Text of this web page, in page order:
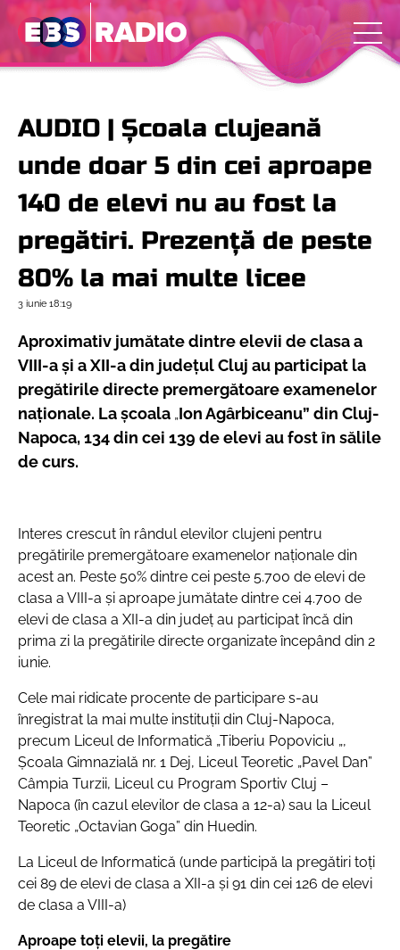
AUDIO | Școala clujeană
unde doar 5 din cei aproape
140 de elevi nu au fost la
pregătiri. Prezență de peste
80% la mai multe licee
3 iunie 18:19
Aproximativ jumătate dintre elevii de clasa a
VIII-a și a XII-a din județul Cluj au participat la
pregătirile directe premergătoare examenelor
naționale. La școala „Ion Agârbiceanu” din Cluj-
Napoca, 134 din cei 139 de elevi au fost în sălile
de curs.
Interes crescut în rândul elevilor clujeni pentru
pregătirile premergătoare examenelor naționale din
acest an. Peste 50% dintre cei peste 5.700 de elevi de
clasa a VIII-a și aproape jumătate dintre cei 4.700 de
elevi de clasa a XII-a din județ au participat încă din
prima zi la pregătirile directe organizate începând din 2
iunie.
Cele mai ridicate procente de participare s-au
înregistrat la mai multe instituții din Cluj-Napoca,
precum Liceul de Informatică „Tiberiu Popoviciu „,
Școala Gimnazială nr. 1 Dej, Liceul Teoretic „Pavel Dan”
Câmpia Turzii, Liceul cu Program Sportiv Cluj –
Napoca (în cazul elevilor de clasa a 12-a) sau la Liceul
Teoretic „Octavian Goga” din Huedin.
La Liceul de Informatică (unde participă la pregătiri toți
cei 89 de elevi de clasa a XII-a și 91 din cei 126 de elevi
de clasa a VIII-a)
Aproape toți elevii, la pregătire